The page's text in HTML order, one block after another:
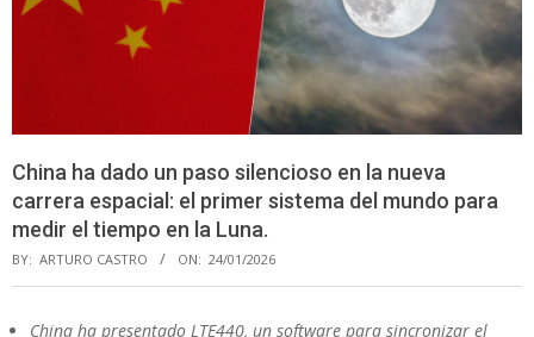
China ha dado un paso silencioso en la nueva
carrera espacial: el primer sistema del mundo para
medir el tiempo en la Luna.
BY: ARTURO CASTRO ON: 24/01/2026
China ha presentado LTE440, un software para sincronizar el